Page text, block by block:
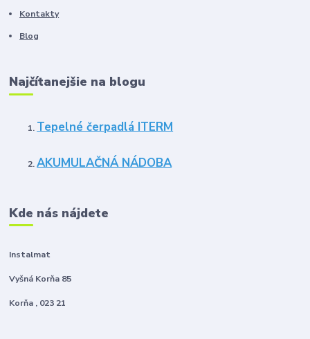
Kontakty
Blog
Najčítanejšie na blogu
Tepelné čerpadlá ITERM
AKUMULAČNÁ NÁDOBA
Kde nás nájdete
Instalmat
Vyšná Korňa 85
Korňa , 023 21